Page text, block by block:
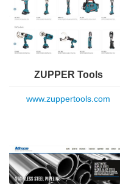
ZUPPER Tools
www.zuppertools.com